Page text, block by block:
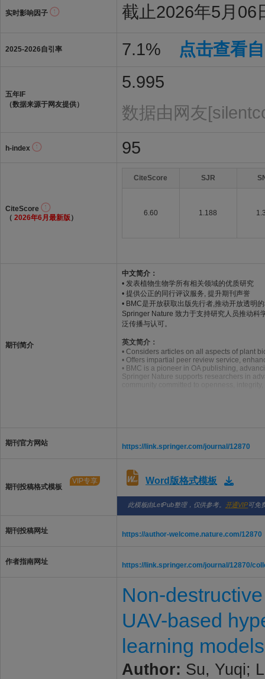
实时影响因子 截止2026年5月06
2025-2026自引率 7.1% 点击查看
五年IF
（数据来源于网友提供）
5.995
数据由网友
h-index 95
CiteScore
（ 2026年6月最新版 ）
CiteScore SJR
6.60 1.188
期刊简介
中文简介：
• 发表植物生物学所有相关领域的优质研究
• 提供公正的同行评议服务, 提升期刊声誉
• BMC是开放获取出版先行者,推动开放透明
Springer Nature 致力于支持研究人员推动科
泛传播与认可。
英文简介：
• Considers articles on all aspects of plant
• Offers impartial peer review service,
• BMC is a pioneer in OA publishing,
Springer Nature supports researchers in
期刊官方网站 https://link.springer.com/journal/12870
期刊投稿格式模板
VIP专享 Word版格式模板
此模板由LetPub整理，仅供参考。 开通VIP可免
期刊投稿网址 https://author-welcome.nature.com/12870
作者指南网址 https://link.springer.com/journal/12870/
Non-
UAV-based
learning models
Author: Su, Yuqi;